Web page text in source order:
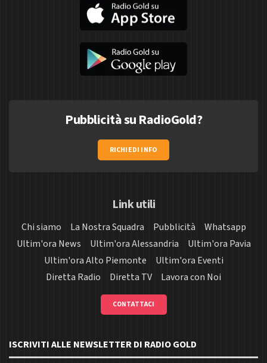
Pubblicità su RadioGold?
RICHIEDI INFO
Link utili
Chi siamo La Nostra Squadra Pubblicità
Whatsapp
Ultim'ora News
Ultim'ora Alessandria
Ultim'ora Pavia
Ultim'ora Alto Piemonte
Ultim'ora Eventi
Diretta Radio
Diretta TV Lavora con Noi
CONTATTACI
ISCRIVITI ALLE NEWSLETTER DI RADIO GOLD